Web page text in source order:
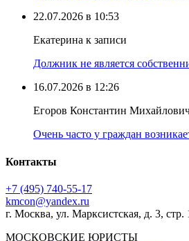
22.07.2026 в 10:53
Екатерина к записи
Должник не является
16.07.2026 в 12:26
Егоров Константин
Очень часто у граждан
Контакты
+7 (495) 740‑55‑17
kmcon@yandex.ru
г. Москва, ул. Марксистская, д. 3, стр.
МОСКОВСКИЕ ЮРИСТЫ